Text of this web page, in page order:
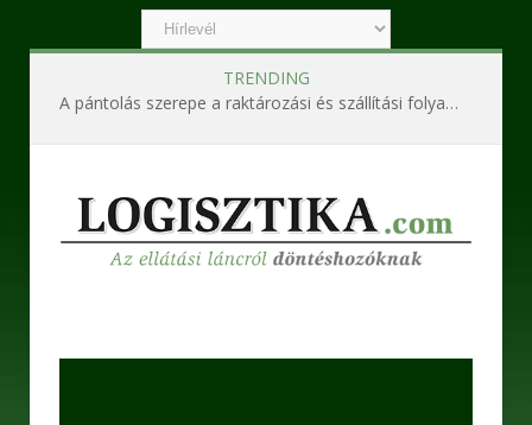
TRENDING
A pántolás szerepe a raktározási és szállítási folyamatokban